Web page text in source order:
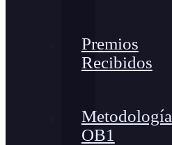
Premios
Recibidos
Metodología
OB1